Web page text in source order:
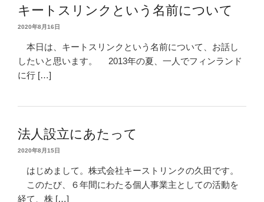
キートスリンクという名前について
2020年8月16日
本日は、キートスリンクという名前について、お話し
したいと思います。 2013年の夏、一人でフィンランド
に行 […]
法人設立にあたって
2020年8月15日
はじめまして。株式会社キーストリンクの久田です。
このたび、６年間にわたる個人事業主としての活動を
経て、株 […]